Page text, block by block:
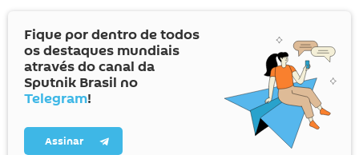
Fique por dentro de todos
os destaques mundiais
através do canal da
Sputnik Brasil no
Telegram!
Assinar